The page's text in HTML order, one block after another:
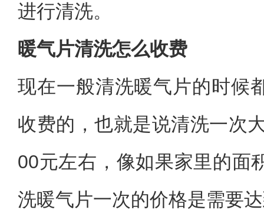
进行清洗。
暖气片清洗怎么收费
现在一般清洗暖气片的时候
收费的，也就是说清洗一次
00元左右，像如果家里的面
洗暖气片一次的价格是需要